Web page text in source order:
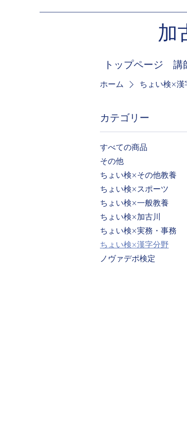
加
トップページ 講
ホーム ちょい検×漢
カテゴリー
すべての商品
その他
ちょい検×その他教養
ちょい検×スポーツ
ちょい検×一般教養
ちょい検×加古川
ちょい検×実務・事務
ちょい検×漢字分野
ノヴァデポ検定